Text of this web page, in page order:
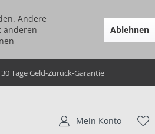
Andere
anderen
Ablehnen
30 Tage Geld-Zurück-Garantie
Mein Konto